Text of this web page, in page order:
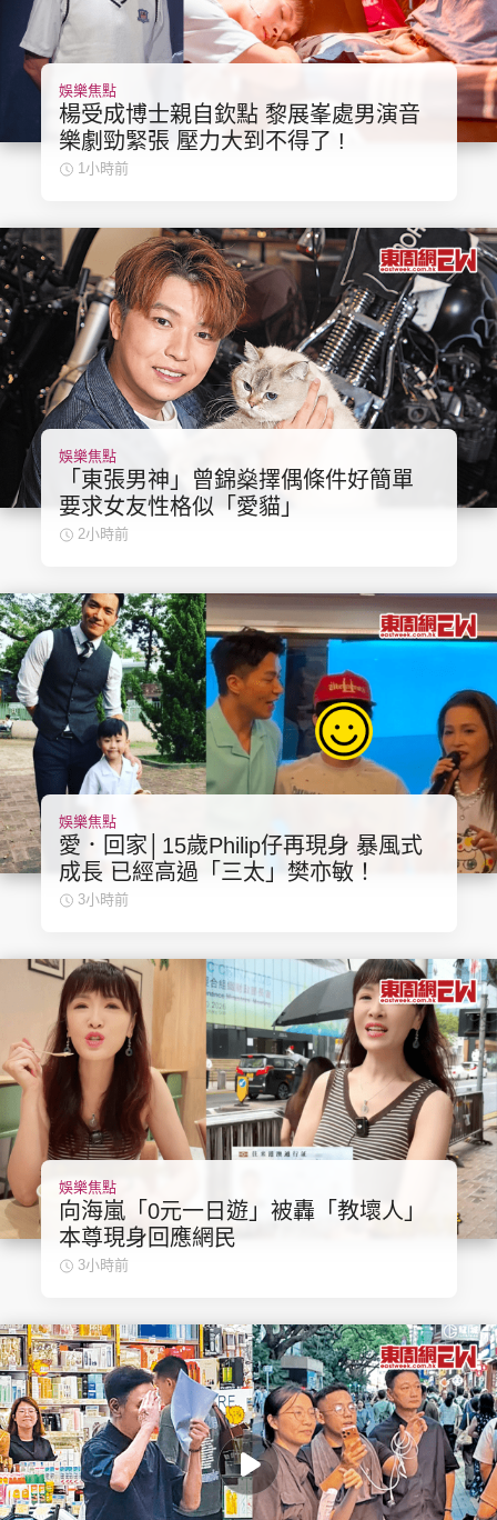
©Eastweek.com.hk. All rights reserved.
娛樂焦點
楊受成博士親自欽點 黎展峯處男演音
樂劇勁緊張 壓力大到不得了 !
1小時前
娛樂焦點
「東張男神」曾錦燊擇偶條件好簡單
要求女友性格似「愛貓」
2小時前
娛樂焦點
愛．回家│15歲Philip仔再現身 暴風式
成長 已經高過「三太」樊亦敏！
3小時前
娛樂焦點
向海嵐「0元一日遊」被轟「教壞人」
本尊現身回應網民
3小時前